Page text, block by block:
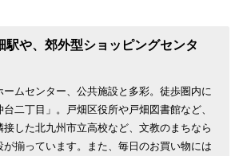
駅や、郊外型ショッピングセンタ
ムセンター、公共施設と多彩。徒歩圏内に
二丁目」。戸畑区役所や戸畑図書館など、
した北九州市立高校など、文教のまちなら
揃っています。また、毎日のお買い物には